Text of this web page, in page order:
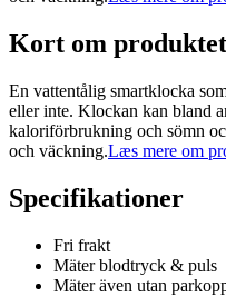
Kort om produktet
En vattentålig smartklocka
eller inte. Klockan kan bland
kaloriförbrukning och sömn
och väckning.Læs mere om
Specifikationer
Fri frakt
Mäter blodtryck & puls
Mäter även utan